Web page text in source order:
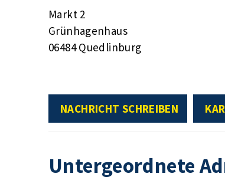
Markt 2
Grünhagenhaus
06484 Quedlinburg
NACHRICHT SCHREIBEN
Untergeordnete